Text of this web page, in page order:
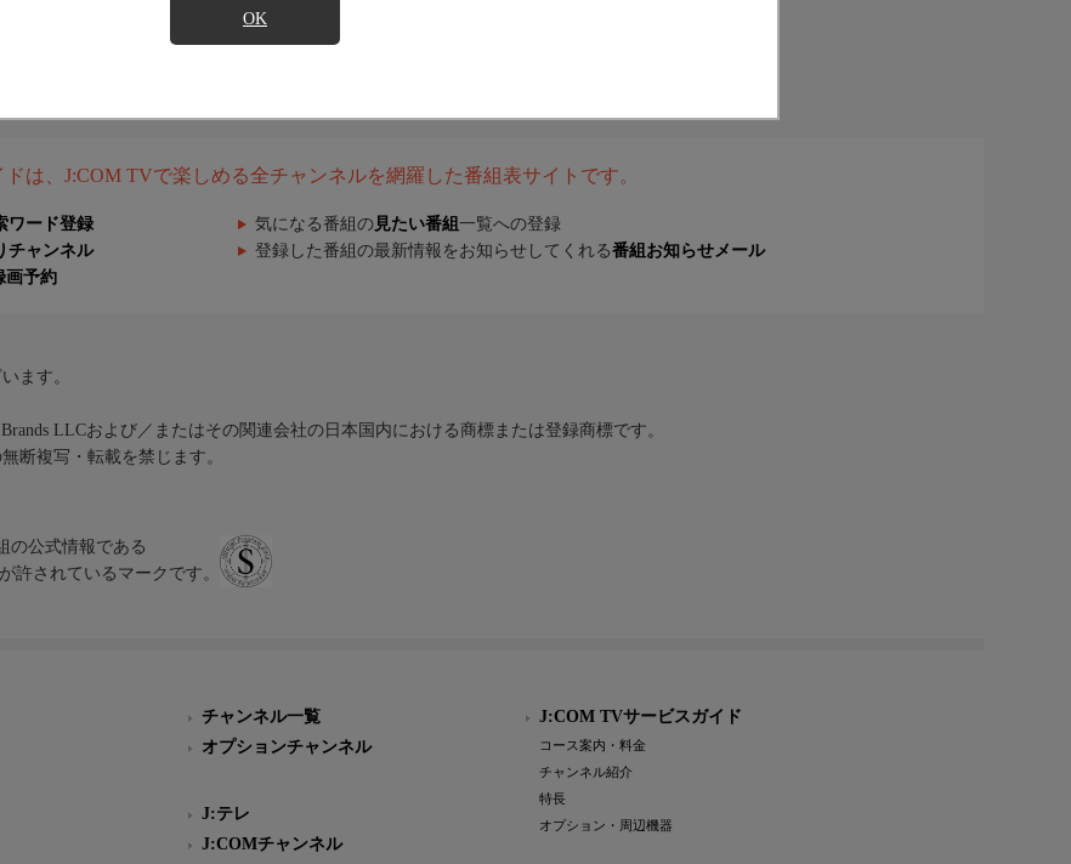
OK
ドは、J:COM TVで楽しめる全チャンネルを網羅した番組表サイトです。
ワード登録 気になる番組の 見たい番組 一覧への登録
チャンネル 登録した番組の最新情報をお知らせしてくれる番組お知らせメール
画予約
ます。
LLCおよび／またはその関連会社の日本国内における商標または登録商標です。
断複写・転載を禁じます。
の公式情報である
許されているマークです。
チャンネル一覧
オプションチャンネル
J:テレ
J:COMチャンネル
J:COM TVサービスガイド
コース案内・料金
チャンネル紹介
特長
オプション・周辺機器